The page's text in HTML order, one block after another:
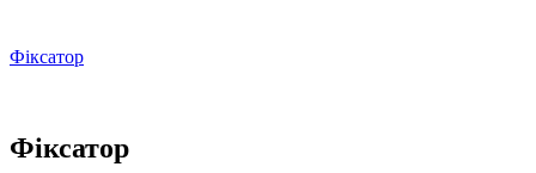
Фіксатор
Фіксатор